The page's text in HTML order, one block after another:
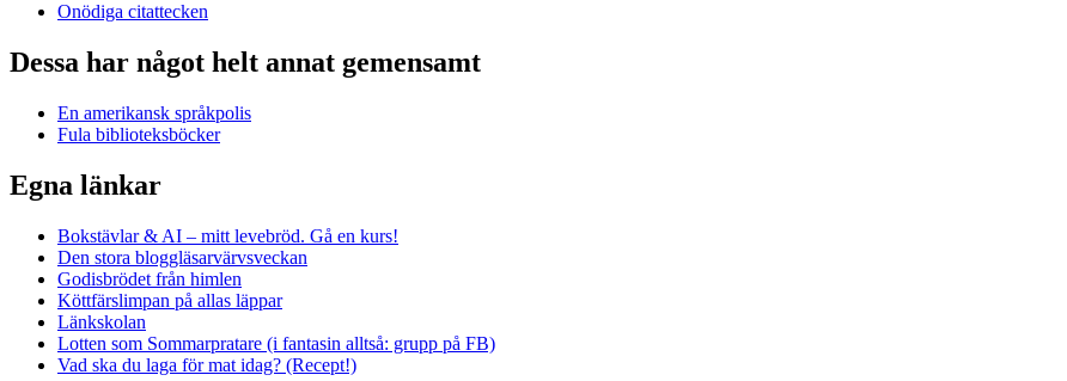
Onödiga citattecken
Dessa har något helt annat gemensamt
En amerikansk språkpolis
Fula biblioteksböcker
Egna länkar
Bokstävlar & AI – mitt levebröd. Gå en kurs!
Den stora bloggläsarvärvsveckan
Godisbrödet från himlen
Köttfärslimpan på allas läppar
Länkskolan
Lotten som Sommarpratare (i fantasin alltså: grupp på FB)
Vad ska du laga för mat idag? (Recept!)